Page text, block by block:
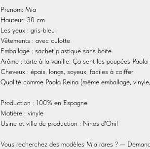
Prenom: Mia
Hauteur: 30 cm
Les yeux : gris-bleu
Vêtements : avec culotte
Emballage : sachet plastique sans boite
Arôme : tarte à la vanille. Ça sent les poupées Paola
Cheveux : épais, longs, soyeux, faciles à coiffer
Qualité comme Paola Reina (même emballage,
Production : 100% en Espagne
Matière : vinyle
Usine et ville de production : Nines d'Onil
Vous recherchez des modèles Mia rares ? —